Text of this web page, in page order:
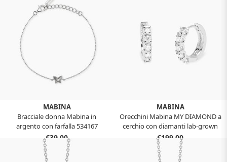
MABINA
Bracciale donna Mabina in
argento con farfalla 534167
€39,00
MABINA
Orecchini Mabina MY DIAMOND a
cerchio con diamanti lab-grown
0,07 carati 563988
€199,00